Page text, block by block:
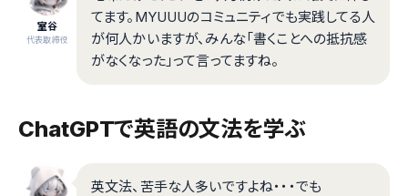
室谷
代表取締役
てます。MYUUUのコミュニティでも実践してる人
が何人かいますが、みんな「書くことへの抵抗感
がなくなった」って言ってますね。
ChatGPTで英語の文法を学ぶ
英文法、苦手な人多いですよね・・・でも